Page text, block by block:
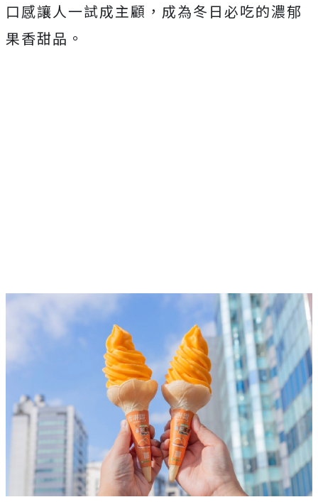
口感讓人一試成主顧，成為冬日必吃的濃郁
果香甜品。